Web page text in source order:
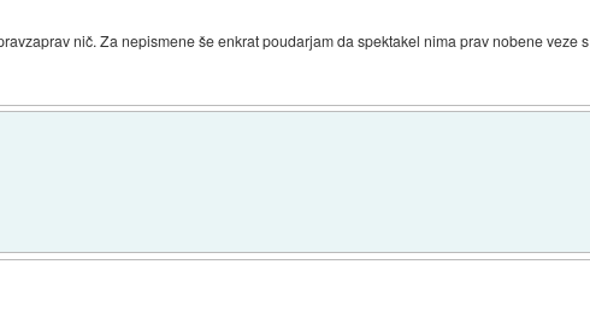
nič. Za nepismene še enkrat poudarjam da spektakel nima prav nobene veze s